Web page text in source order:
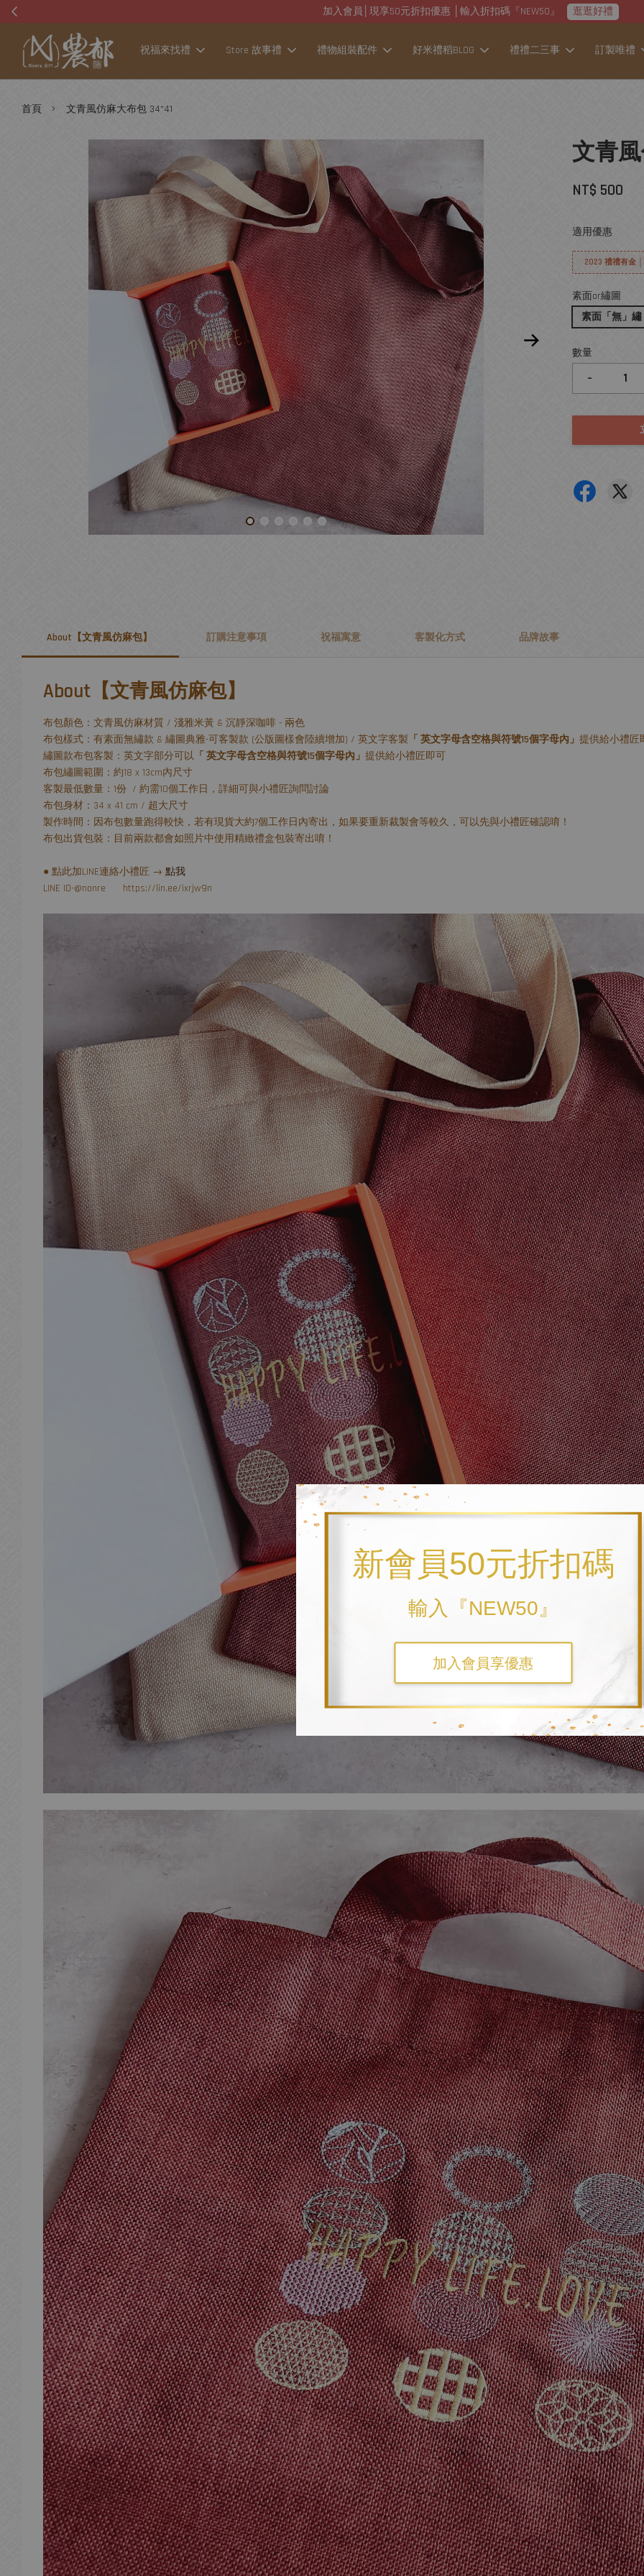
新會員50元折扣碼
輸入『NEW50』
加入會員享優惠
加入會員│現享50元折扣優惠 │輸入折扣碼『NEW50』 逛逛好禮
祝福來找禮 Store 故事禮 禮物組裝配件 好米禮稻BLOG 禮禮二三事 訂製唯禮
首頁 › 文青風仿麻大布包 34*41
文青
NT$ 500
適用優惠
2023 禮禮有金
素面or繡圖
素面「無」繡
數量
-
About【文青風仿麻包】 訂購注意事項 祝福寓意 客製化方式 品牌故事
About【文青風仿麻包】
布包顏色：文青風仿麻材質 / 淺雅米黃 & 沉靜深咖啡 - 兩色
布包樣式：有素面無繡款 & 繡圖典雅-可客製款 (公版圖樣會陸續增加) / 英文字客製 「 英文字母含空格與符號15個字母內」 提供給小禮匠
繡圖款布包客製：英文字部分可以 「 英文字母含空格與符號15個字母內」 提供給小禮匠即可
布包繡圖範圍：約18 x 13cm內尺寸
客製最低數量：1份 / 約需10個工作日，詳細可與小禮匠詢問討論
布包身材：34 x 41 cm / 超大尺寸
製作時間：因布包數量跑得較快，若有現貨大約7個工作日內寄出，如果要重新裁製會等較久，可以先與小禮匠確認唷！
布包出貨包裝：目前兩款都會如照片中使用精緻禮盒包裝寄出唷！
● 點此加LINE連絡小禮匠 → 點我
LINE ID-@nonre https://lin.ee/ixrjw9n